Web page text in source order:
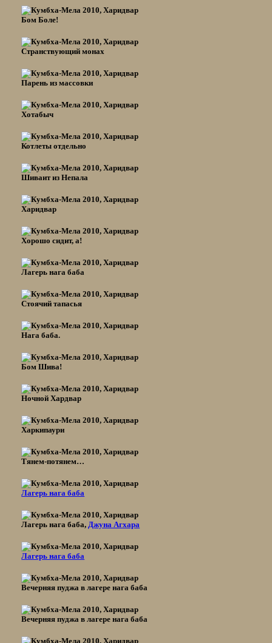
Бом Боле!
Странствующий монах
Парень из массовки
Хотабыч
Котлеты отдельно
Шиваит из Непала
Харидвар
Хорошо сидит, а!
Лагерь нага баба
Стоячий тапасья
Нага баба.
Бом Шива!
Ночной Хардвар
Харкипаури
Тянем-потянем…
Лагерь нага баба
Лагерь нага баба, Джуна Агхара
Лагерь нага баба
Вечерняя пуджа в лагере нага баба
Вечерняя пуджа в лагере нага баба